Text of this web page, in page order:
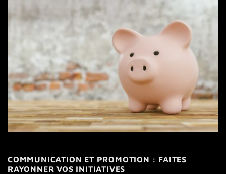
COMMUNICATION ET PROMOTION : FAITES
RAYONNER VOS INITIATIVES